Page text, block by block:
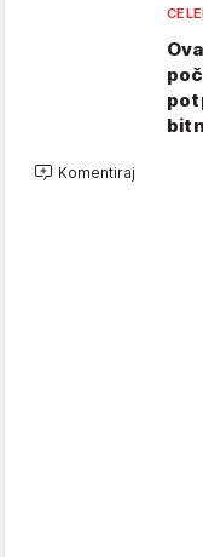
Komentiraj